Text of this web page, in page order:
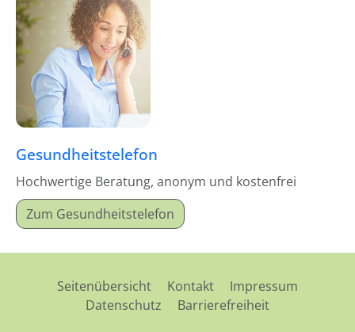
Gesundheitstelefon
Hochwertige Beratung, anonym und kostenfrei
Zum Gesundheitstelefon
Seitenübersicht Kontakt
Impressum
Datenschutz
Barrierefreiheit